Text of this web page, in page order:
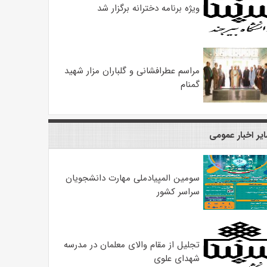
ویژه برنامه دخترانه برگزار شد
مراسم عطرافشانی و گلباران مزار شهید
گمنام
اخبار عمومی
سومین المپیادملی مهارت دانشجویان
سراسر کشور
تجلیل از مقام والای معلمان در مدرسه
شهدای علوی